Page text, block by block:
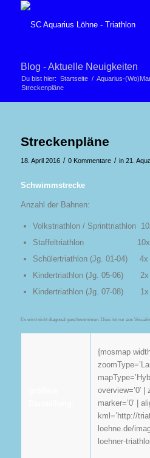
Blog - Aktuelle Neuigkeiten
Du bist hier: Startseite / Aquarius-
Streckenpläne
Streckenpläne
18. April 2016 / 0 Kommentare / in 21.
Schwimmstrecke
Anzahl der Bahnen:
Volkstriathlon / Sprinttriathlon
Staffeltriathlon 10x
Schülertriathlon (Jg. 01-04) 4x
Kindertriathlon (Jg. 05-06) 2x
Kindertriathlon (Jg. 07-08) 1x
Es wird nicht diagonal geschwommen. Dies ist nur aus
{mosmap
overview=’0′ |
marker=’0′ |
kml=’http://
loehne.de/
loehner-